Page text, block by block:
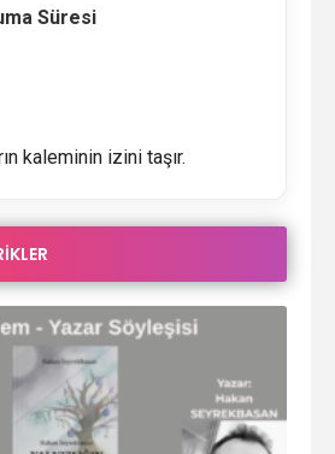
Süresi
kaleminin izini taşır.